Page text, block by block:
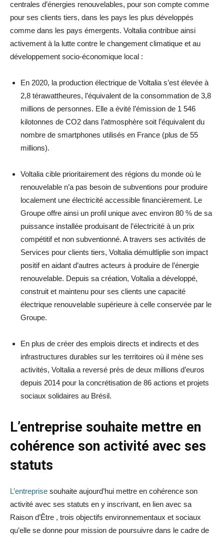
centrales d’énergies renouvelables, pour son compte comme
pour ses clients tiers, dans les pays les plus développés
comme dans les pays émergents. Voltalia contribue ainsi
activement à la lutte contre le changement climatique et au
développement socio-économique local :
En 2020, la production électrique de Voltalia s’est élevée à
2,8 térawattheures, l’équivalent de la consommation de 3,8
millions de personnes. Elle a évité l’émission de 1 546
kilotonnes de CO2 dans l’atmosphère soit l’équivalent du
nombre de smartphones utilisés en France (plus de 55
millions).
Voltalia cible prioritairement des régions du monde où le
renouvelable n’a pas besoin de subventions pour produire
localement une électricité accessible financièrement. Le
Groupe offre ainsi un profil unique avec environ 80 % de sa
puissance installée produisant de l’électricité à un prix
compétitif et non subventionné. A travers ses activités de
Services pour clients tiers, Voltalia démultliplie son impact
positif en aidant d’autres acteurs à produire de l’énergie
renouvelable. Depuis sa création, Voltalia a développé,
construit et maintenu pour ses clients une capacité
électrique renouvelable supérieure à celle conservée par le
Groupe.
En plus de créer des emplois directs et indirects et des
infrastructures durables sur les territoires où il mène ses
activités, Voltalia a reversé près de deux millions d’euros
depuis 2014 pour la concrétisation de 86 actions et projets
sociaux solidaires au Brésil.
L’entreprise souhaite mettre en
cohérence son activité avec ses
statuts
L’entreprise souhaite aujourd’hui mettre en cohérence son
activité avec ses statuts en y inscrivant, en lien avec sa
Raison d’Être , trois objectifs environnementaux et sociaux
qu’elle se donne pour mission de poursuivre dans le cadre de